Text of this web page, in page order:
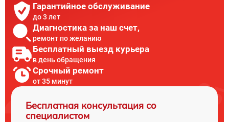
Гарантийное обслуживание
до 3 лет
Диагностика за наш счет,
ремонт по желанию
Бесплатный выезд курьера
в день обращения
Срочный ремонт
от 35 минут
Бесплатная консультация со
специалистом